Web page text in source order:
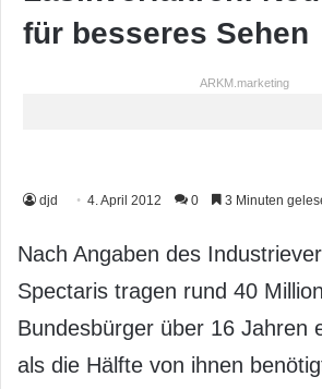
für besseres Sehen
ARKM.marketing
djd 4. April 2012 0 3 Minuten
Nach Angaben des
Spectaris tragen rund 40
Bundesbürger über 16 Jahren
als die Hälfte von ihnen